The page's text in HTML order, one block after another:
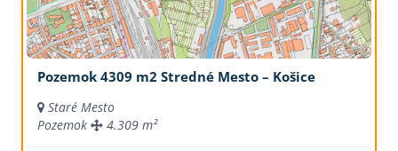
Pozemok 4309 m2 Stredné Mesto – Košice
Staré Mesto
Pozemok
4.309 m²